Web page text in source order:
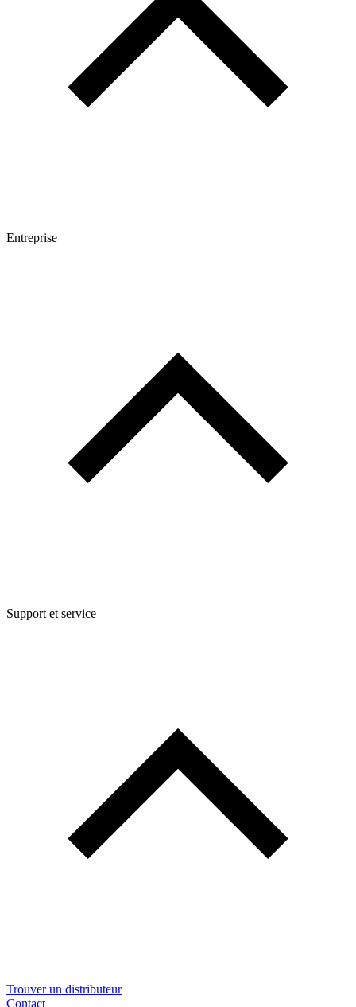
Entreprise
Support et service
Trouver un distributeur
Contact